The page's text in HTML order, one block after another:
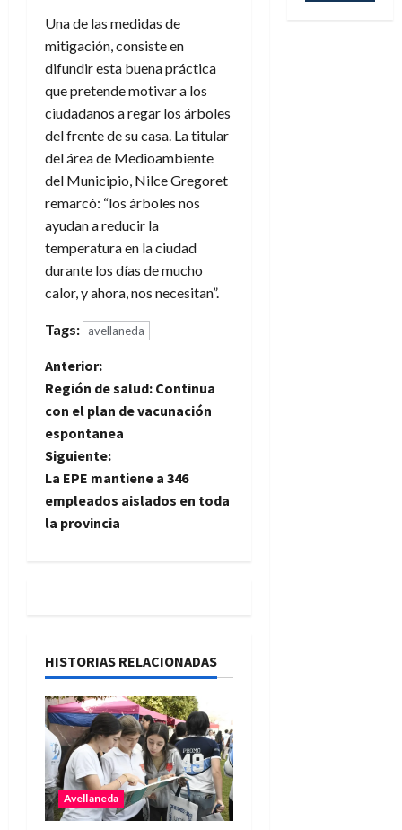
Una de las medidas de
mitigación, consiste en
difundir esta buena práctica
que pretende motivar a los
ciudadanos a regar los árboles
del frente de su casa. La titular
del área de Medioambiente
del Municipio, Nilce Gregoret
remarcó: “los árboles nos
ayudan a reducir la
temperatura en la ciudad
durante los días de mucho
calor, y ahora, nos necesitan”.
Tags: avellaneda
N
a
v
e
g
ó
n
d
e
Anterior:
Región de salud: Continua
con el plan de vacunación
espontanea
Siguiente:
La EPE mantiene a 346
empleados aislados en toda
la provincia
HISTORIAS RELACIONADAS
Avellaneda